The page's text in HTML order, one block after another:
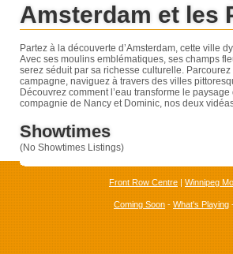
Amsterdam et les
Partez à la découverte d’Amsterdam, cette ville
Avec ses moulins emblématiques, ses champs
serez séduit par sa richesse culturelle.
campagne, naviguez à travers des villes
Découvrez comment l’eau transforme le
compagnie de Nancy et Dominic, nos deux
Showtimes
(No Showtimes Listings)
Front Row Centre | Winnipeg
Coming Soon - What's Playing